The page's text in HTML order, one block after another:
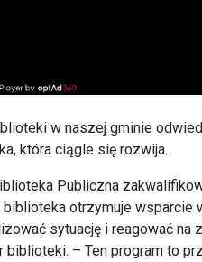
w naszej gminie
która ciągle się rozwija.
Publiczna
otrzymuje wsparcie
sytuację i reagować
biblioteki. – Ten program to